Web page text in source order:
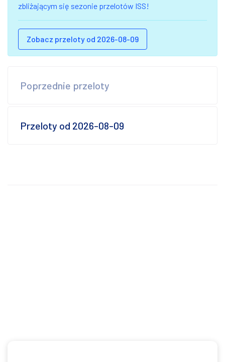
zbliżającym się sezonie przelotów ISS!
Zobacz przeloty od 2026-08-09
Poprzednie przeloty
Przeloty od 2026-08-09